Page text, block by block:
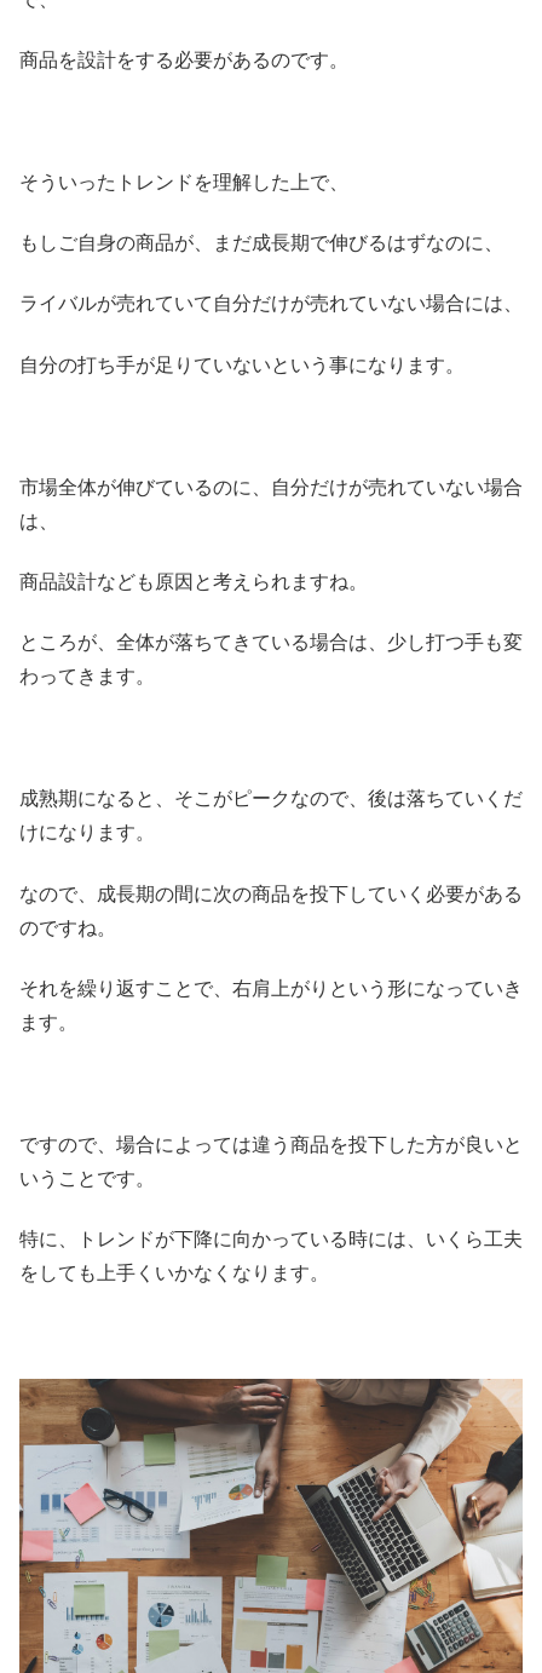
商品を設計をする必要があるのです。
そういったトレンドを理解した上で、
もしご自身の商品が、まだ成長期で伸びるはずなのに、
ライバルが売れていて自分だけが売れていない場合には、
自分の打ち手が足りていないという事になります。
市場全体が伸びているのに、自分だけが売れていない場合
は、
商品設計なども原因と考えられますね。
ところが、全体が落ちてきている場合は、少し打つ手も変
わってきます。
成熟期になると、そこがピークなので、後は落ちていくだ
けになります。
なので、成長期の間に次の商品を投下していく必要がある
のですね。
それを繰り返すことで、右肩上がりという形になっていき
ます。
ですので、場合によっては違う商品を投下した方が良いと
いうことです。
特に、トレンドが下降に向かっている時には、いくら工夫
をしても上手くいかなくなります。